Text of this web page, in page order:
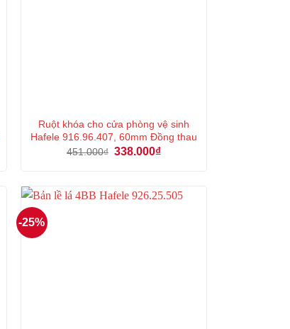
Ruột khóa cho cửa phòng vệ sinh
Hafele 916.96.407, 60mm Đồng thau
451.000₫ Giá
338.000₫Giá
338.000₫.
-25%